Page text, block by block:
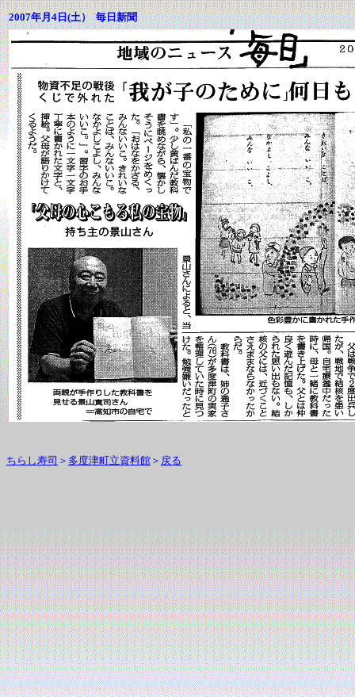
2007年月4日(土） 毎日新聞
ちらし寿司 ＞ 多度津町立資料館 ＞ 戻る